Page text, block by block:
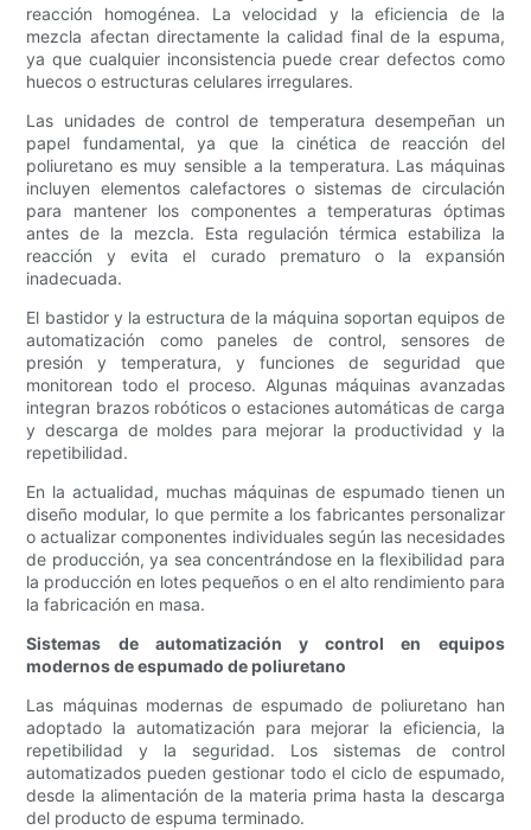
reacción homogénea. La velocidad y la eficiencia de la
mezcla afectan directamente la calidad final de la espuma,
ya que cualquier inconsistencia puede crear defectos como
huecos o estructuras celulares irregulares.
Las unidades de control de temperatura desempeñan un
papel fundamental, ya que la cinética de reacción del
poliuretano es muy sensible a la temperatura. Las máquinas
incluyen elementos calefactores o sistemas de circulación
para mantener los componentes a temperaturas óptimas
antes de la mezcla. Esta regulación térmica estabiliza la
reacción y evita el curado prematuro o la expansión
inadecuada.
El bastidor y la estructura de la máquina soportan equipos de
automatización como paneles de control, sensores de
presión y temperatura, y funciones de seguridad que
monitorean todo el proceso. Algunas máquinas avanzadas
integran brazos robóticos o estaciones automáticas de carga
y descarga de moldes para mejorar la productividad y la
repetibilidad.
En la actualidad, muchas máquinas de espumado tienen un
diseño modular, lo que permite a los fabricantes personalizar
o actualizar componentes individuales según las necesidades
de producción, ya sea concentrándose en la flexibilidad para
la producción en lotes pequeños o en el alto rendimiento para
la fabricación en masa.
Sistemas de automatización y control en equipos
modernos de espumado de poliuretano
Las máquinas modernas de espumado de poliuretano han
adoptado la automatización para mejorar la eficiencia, la
repetibilidad y la seguridad. Los sistemas de control
automatizados pueden gestionar todo el ciclo de espumado,
desde la alimentación de la materia prima hasta la descarga
del producto de espuma terminado.